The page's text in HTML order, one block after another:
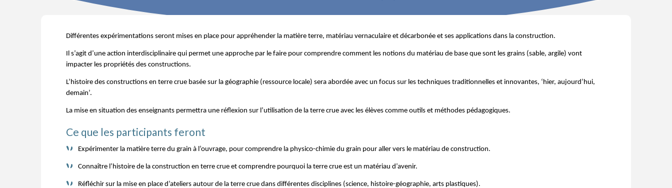
Différentes expérimentations seront mises en place pour appréhender la matière terre, matériau vernaculaire et décarbonée et ses applications dans la construction.
Il s’agit d’une action interdisciplinaire qui permet une approche par le faire pour comprendre comment les notions du matériau de base que sont les grains (sable, argile) vont
impacter les propriétés des constructions.
L’histoire des constructions en terre crue basée sur la géographie (ressource locale) sera abordée avec un focus sur les techniques traditionnelles et innovantes, ‘hier, aujourd’hui,
demain’.
La mise en situation des enseignants permettra une réflexion sur l’utilisation de la terre crue avec les élèves comme outils et méthodes pédagogiques.
Ce que les participants feront
Expérimenter la matière terre du grain à l’ouvrage, pour comprendre la physico-chimie du grain pour aller vers le matériau de construction.
Connaître l’histoire de la construction en terre crue et comprendre pourquoi la terre crue est un matériau d’avenir.
Réfléchir sur la mise en place d’ateliers autour de la terre crue dans différentes disciplines (science, histoire-géographie, arts plastiques).